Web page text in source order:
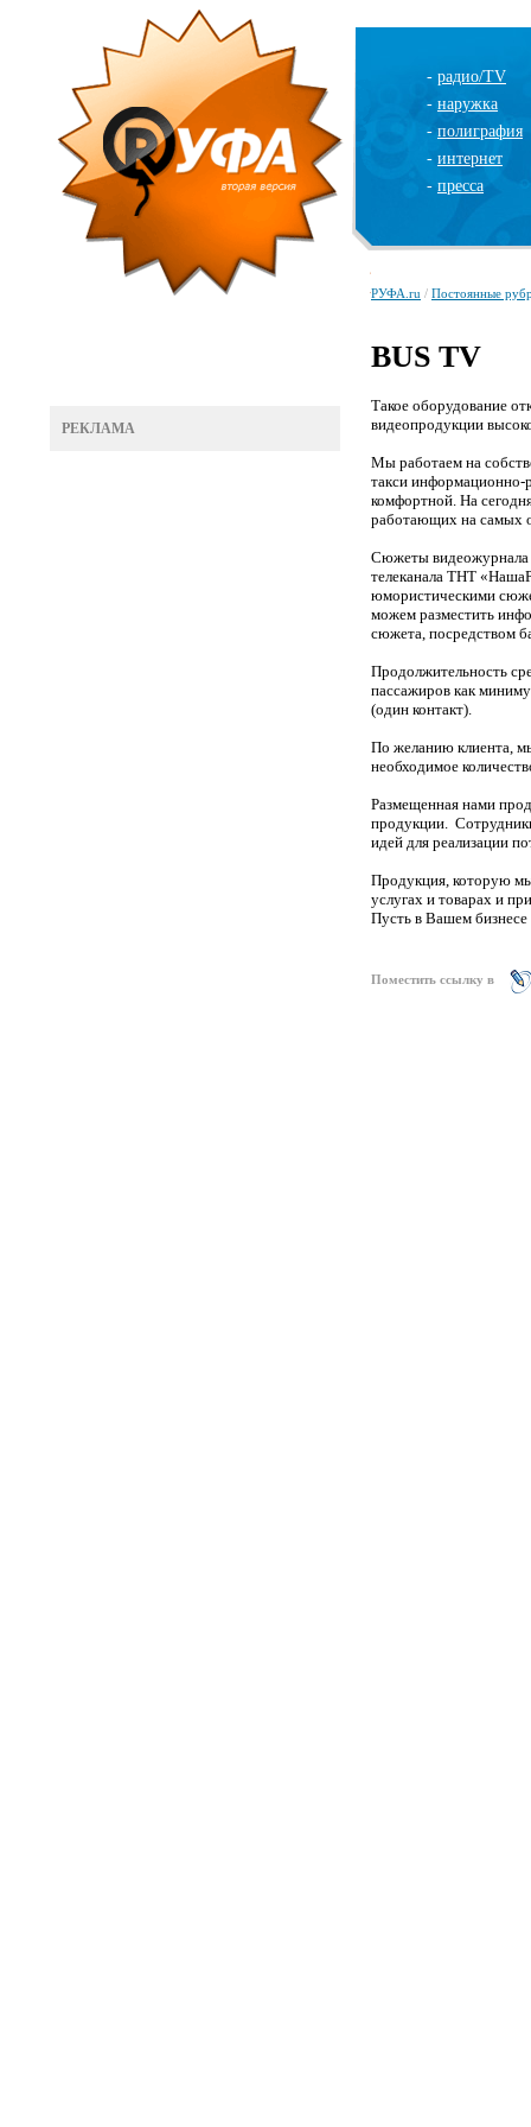
- радио/TV
- наружка
- полиграфия
- интернет
- пресса
РЕКЛАМА
РУФА.ru / Постоянные
BUS TV
Такое оборудование
видеопродукции
Мы работаем на
такси информационно-
комфортной. На
работающих на самых
Сюжеты видеожурнала
телеканала ТНТ
юмористическими
можем разместить
сюжета, посредством
Продолжительность
пассажиров как
(один контакт).
По желанию клиента,
необходимое
Размещенная нами
продукции.
идей для реализации
Продукция, которую
услугах и товарах и
Пусть в Вашем
Поместить ссылку в